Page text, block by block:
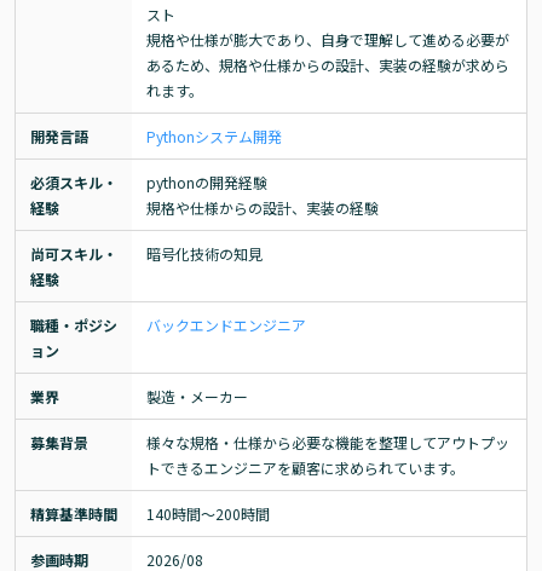
スト
規格や仕様が膨大であり、自身で理解して進める必要が
あるため、規格や仕様からの設計、実装の経験が求めら
れます。
開発言語 Pythonシステム開発
必須スキル・
経験
pythonの開発経験
規格や仕様からの設計、実装の経験
尚可スキル・
経験
暗号化技術の知見
職種・ポジシ
ョン
バックエンドエンジニア
業界 製造・メーカー
募集背景
様々な規格・仕様から必要な機能を整理してアウトプッ
トできるエンジニアを顧客に求められています。
精算基準時間 140時間〜200時間
参画時期 2026/08